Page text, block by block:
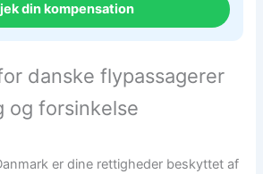
din kompensation
danske flypassagerer
og forsinkelse
er dine rettigheder beskyttet af